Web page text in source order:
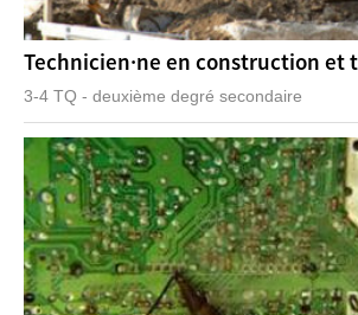
Technicien·ne en construction et
3-4 TQ - deuxième degré secondaire